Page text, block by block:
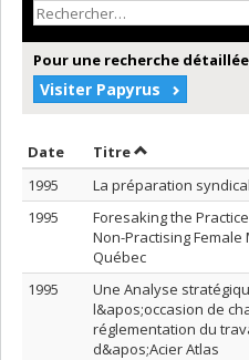
Pour une recherche détaillée
Visiter Papyrus
Date Trier par date en ordre
TitreTrier par titre
1995
La préparation
1995
Foresaking the
Non-Practising
Québec
1995
Une Analyse
l&apos;occasion de
réglementation du
d&apos;Acier Atlas